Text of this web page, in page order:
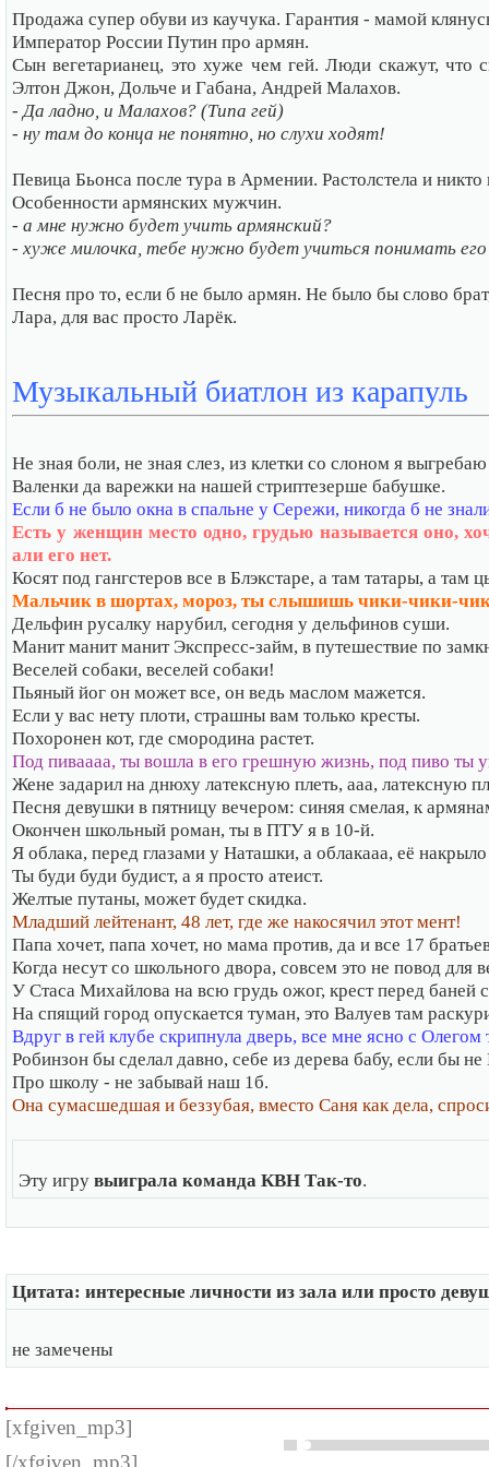
Продажа супер обуви из каучука. Гарантия - мамой
Император России Путин про армян.
Сын вегетарианец, это хуже чем гей. Люди скажут, что
Элтон Джон, Дольче и Габана, Андрей Малахов.
- Да ладно, и Малахов? (Типа гей)
- ну там до конца не понятно, но слухи ходят!
Певица Бьонса после тура в Армении. Растолстела и никто
Особенности армянских мужчин.
- а мне нужно будет учить армянский?
- хуже милочка, тебе нужно будет учиться понимать его
Песня про то, если б не было армян. Не было бы слово
Лара, для вас просто Ларёк.
Музыкальный биатлон из карапуль
Не зная боли, не зная слез, из клетки со слоном я
Валенки да варежки на нашей стриптезерше бабушке.
Если б не было окна в спальне у Сережи, никогда б не
Есть у женщин место одно, грудью называется оно,
али его нет.
Косят под гангстеров все в Блэкстаре, а там татары, а там
Мальчик в шортах, мороз, ты слышишь чики-чики-
Дельфин русалку нарубил, сегодня у дельфинов суши.
Манит манит манит Экспресс-займ, в путешествие по
Веселей собаки, веселей собаки!
Пьяный йог он может все, он ведь маслом мажется.
Если у вас нету плоти, страшны вам только кресты.
Похоронен кот, где смородина растет.
Под пиваааа, ты вошла в его грешную жизнь, под пиво ты
Жене задарил на днюху латексную плеть, ааа, латексную
Песня девушки в пятницу вечером: синяя смелая, к
Окончен школьный роман, ты в ПТУ я в 10-й.
Я облака, перед глазами у Наташки, а облакааа, её
Ты буди буди будист, а я просто атеист.
Желтые путаны, может будет скидка.
Младший лейтенант, 48 лет, где же накосячил этот мент!
Папа хочет, папа хочет, но мама против, да и все 17
Когда несут со школьного двора, совсем это не повод для
У Стаса Михайлова на всю грудь ожог, крест перед баней
На спящий город опускается туман, это Валуев там
Вдруг в гей клубе скрипнула дверь, все мне ясно с Олегом
Робинзон бы сделал давно, себе из дерева бабу, если бы
Про школу - не забывай наш 1б.
Она сумасшедшая и беззубая, вместо Саня как дела,
Эту игру выиграла команда КВН Так-то.
Цитата: интересные личности из зала или просто
не замечены
[xfgiven_mp3]
[/xfgiven_mp3]